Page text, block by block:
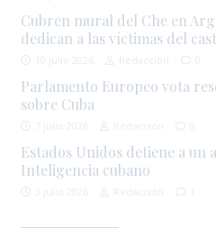
Cubren mural del Che en
dedican a las víctimas del
Parlamento Europeo vota
sobre Cuba
Estados Unidos detiene a un
Inteligencia cubano